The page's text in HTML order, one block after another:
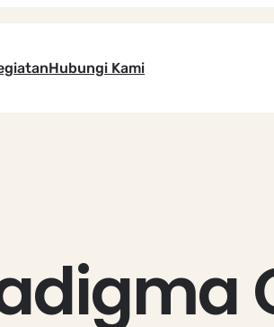
Hubungi Kami